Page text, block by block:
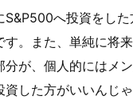
S&P500へ投資をし
す。また、単純に将
分が、個人的にはメ
資した方がいいんじ